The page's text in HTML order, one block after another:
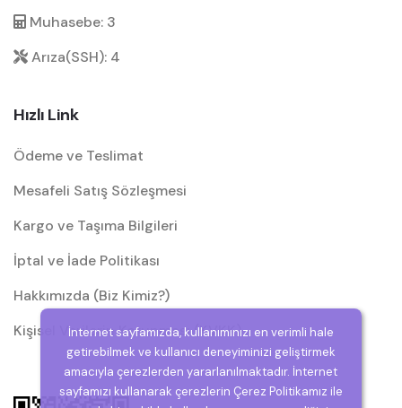
Muhasebe: 3
Arıza(SSH): 4
Hızlı Link
Ödeme ve Teslimat
Mesafeli Satış Sözleşmesi
Kargo ve Taşıma Bilgileri
İptal ve İade Politikası
Hakkımızda (Biz Kimiz?)
Kişisel Verilerin Korunması (KVKK)
İnternet sayfamızda, kullanımınızı en verimli hale
getirebilmek ve kullanıcı deneyiminizi geliştirmek
amacıyla çerezlerden yararlanılmaktadır. İnternet
sayfamızı kullanarak çerezlerin Çerez Politikamız ile